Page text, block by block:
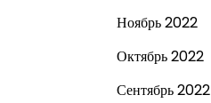
Ноябрь 2022
Октябрь 2022
Сентябрь 2022